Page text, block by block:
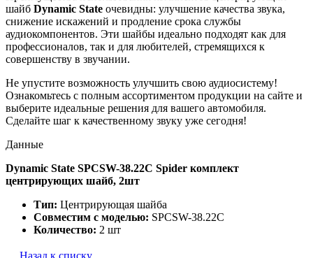
шайб Dynamic State очевидны: улучшение качества звука,
снижение искажений и продление срока службы
аудиокомпонентов. Эти шайбы идеально подходят как для
профессионалов, так и для любителей, стремящихся к
совершенству в звучании.
Не упустите возможность улучшить свою аудиосистему!
Ознакомьтесь с полным ассортиментом продукции на сайте и
выберите идеальные решения для вашего автомобиля.
Сделайте шаг к качественному звуку уже сегодня!
Данные
Dynamic State SPCSW-38.22C Spider комплект
центрирующих шайб, 2шт
Тип: Центрирующая шайба
Совместим с моделью: SPCSW-38.22C
Количество: 2 шт
Назад к списку